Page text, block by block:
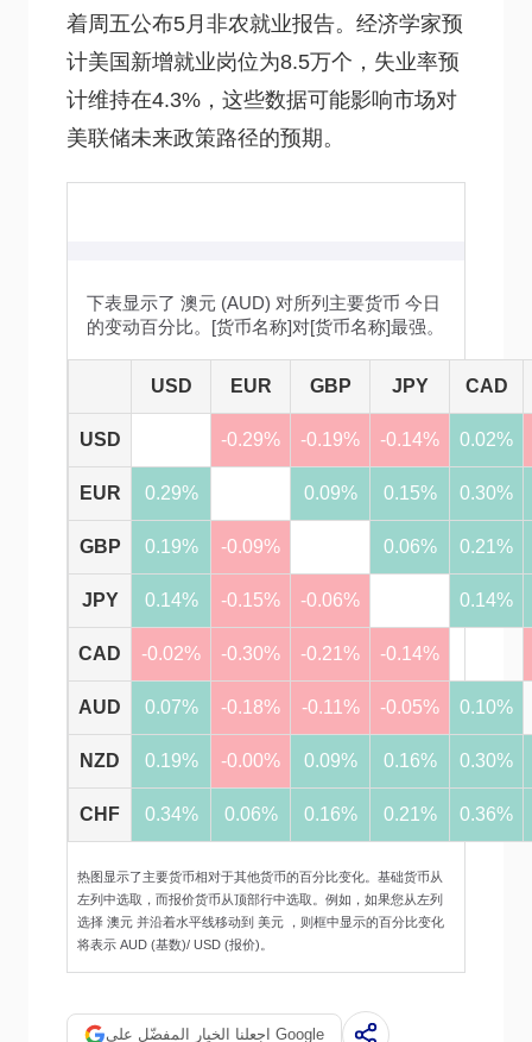
着周五公布5月非农就业报告。经济学家预
计美国新增就业岗位为8.5万个，失业率预
计维持在4.3%，这些数据可能影响市场对
美联储未来政策路径的预期。
下表显示了 澳元 (AUD) 对所列主要货币 今日
的变动百分比。[货币名称]对[货币名称]最强。
USD EUR GBP JPY CAD
USD -0.29% -0.19% -0.14% 0.02%
EUR 0.29% 0.09% 0.15% 0.30%
GBP 0.19% -0.09% 0.06% 0.21%
JPY 0.14% -0.15% -0.06% 0.14%
CAD -0.02% -0.30% -0.21% -0.14%
AUD 0.07% -0.18% -0.11% -0.05% 0.10%
NZD 0.19% -0.00% 0.09% 0.16% 0.30%
CHF 0.34% 0.06% 0.16% 0.21% 0.36%
热图显示了主要货币相对于其他货币的百分比变化。基础货币从
左列中选取，而报价货币从顶部行中选取。例如，如果您从左列
选择 澳元 并沿着水平线移动到 美元 ，则框中显示的百分比变化
将表示 AUD (基数)/ USD (报价)。
اجعلنا الخيار المفضّل على Google